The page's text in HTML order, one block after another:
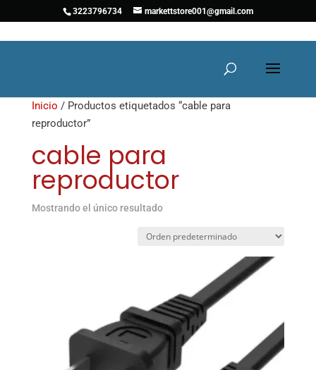
3223796734 markettstore001@gmail.com
Inicio / Productos etiquetados “cable para
reproductor”
cable para
reproductor
Mostrando el único resultado